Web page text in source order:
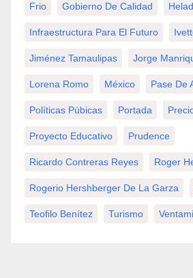
Frio Gobierno De Calidad
Infraestructura Para El Futuro
Jiménez Tamaulipas Jorge
Lorena Romo México Pase De
Políticas Púbicas Portada
Proyecto Educativo Prudence
Ricardo Contreras Reyes Roger
Rogerio Hershberger De La Garza
Teofilo Benítez Turismo